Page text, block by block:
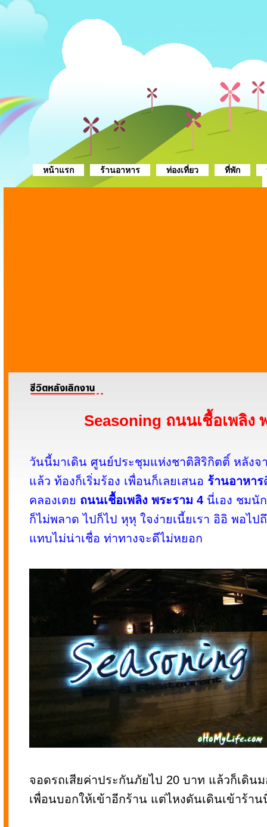
หน้าแรก ร้านอาหาร ท่องเที่ยว ที่พัก
Seasoning ถนนเชื้อเพลิง
วันนี้มาเดิน ศูนย์ประชุมแห่งชาติสิริกิตติ์ หลังจ
แล้ว ท้องก็เริ่มร้อง เพื่อนก็เลยเสนอ ร้านอาหาร
คลองเตย ถนนเชื้อเพลิง พระราม 4 นี่เอง ชมนั
ก็ไม่พลาด ไปก็ไป หุหุ ใจง่ายเนี้ยเรา อิอิ พอไป
แทบไม่น่าเชื่อ ท่าทางจะดีไม่หยอก
จอดรถเสียค่าประกันภัยไป 20 บาท แล้วก็เดิน
เพื่อนบอกให้เข้าอีกร้าน แต่ไหงดันเดินเข้าร้า